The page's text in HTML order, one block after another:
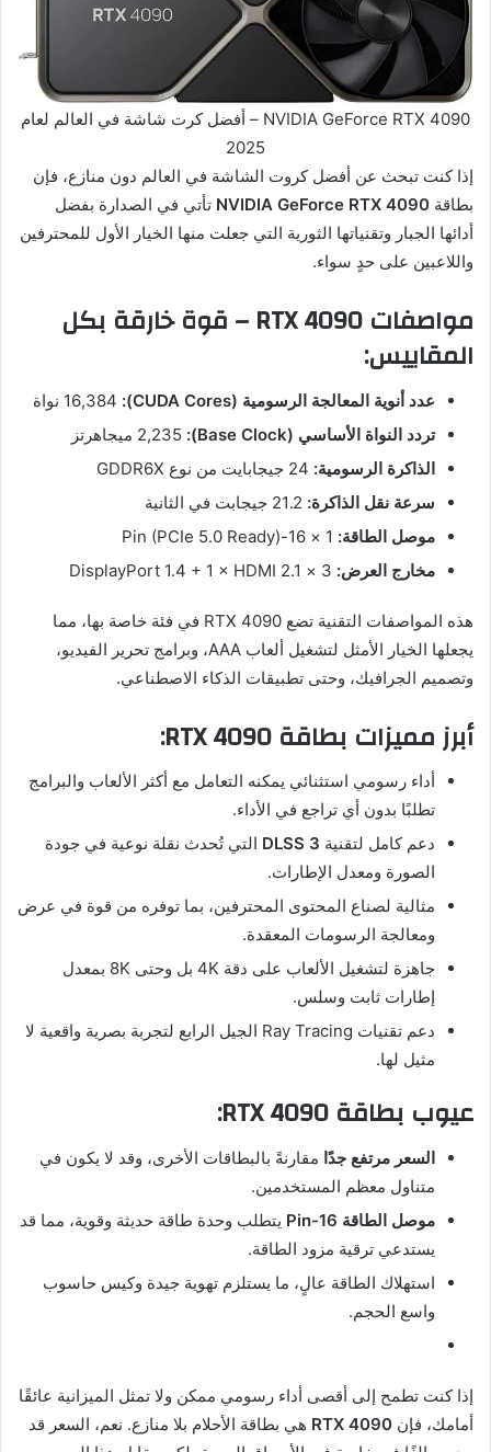
NVIDIA GeForce RTX 4090 – أفضل كرت شاشة في العالم لعام
2025
إذا كنت تبحث عن أفضل كروت الشاشة في العالم دون منازع، فإن
بطاقة NVIDIA GeForce RTX 4090 تأتي في الصدارة بفضل
أدائها الجبار وتقنياتها الثورية التي جعلت منها الخيار الأول للمحترفين
واللاعبين على حدٍ سواء.
مواصفات RTX 4090 – قوة خارقة بكل
المقاييس:
عدد أنوية المعالجة الرسومية (CUDA Cores):
تردد النواة الأساسي (Base Clock):
الذاكرة الرسومية:
سرعة نقل الذاكرة:
موصل الطاقة:
مخارج العرض:
هذه المواصفات التقنية تضع RTX 4090 في فئة خاصة بها، مما
يجعلها الخيار الأمثل لتشغيل ألعاب AAA، وبرامج تحرير الفيديو،
وتصميم الجرافيك، وحتى تطبيقات الذكاء الاصطناعي.
أبرز مميزات بطاقة RTX 4090:
أداء رسومي استثنائي يمكنه التعامل مع أكثر الألعاب والبرامج
تطلبًا بدون أي تراجع في الأداء.
دعم كامل لتقنية DLSS 3 التي تُحدث نقلة نوعية في جودة
الصورة ومعدل الإطارات.
مثالية لصناع المحتوى المحترفين، بما توفره من قوة في عرض
ومعالجة الرسومات المعقدة.
جاهزة لتشغيل الألعاب على دقة 4K بل وحتى 8K بمعدل
إطارات ثابت وسلس.
دعم تقنيات Ray Tracing الجيل الرابع لتجربة بصرية واقعية لا
مثيل لها.
عيوب بطاقة RTX 4090:
السعر مرتفع جدًا مقارنةً بالبطاقات الأخرى، وقد لا يكون في
متناول معظم المستخدمين.
موصل الطاقة 16-Pin
يتطلب وحدة طاقة حديثة وقوية، مما قد
يستدعي ترقية مزود الطاقة.
استهلاك الطاقة عالٍ، ما يستلزم تهوية جيدة وكيس حاسوب
واسع الحجم.
إذا كنت تطمح إلى أقصى أداء رسومي ممكن ولا تمثل الميزانية عائقًا
أمامك، فإن RTX 4090 هي بطاقة الأحلام بلا منازع. نعم، السعر قد